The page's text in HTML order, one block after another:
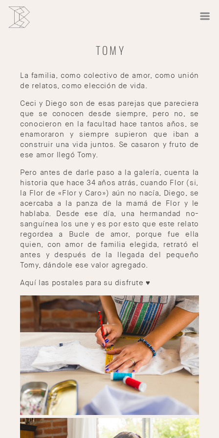
TOMY
La familia, como colectivo de amor, como unión
de relatos, como elección de vida.
Ceci y Diego son de esas parejas que pareciera
que se conocen desde siempre, pero no, se
conocieron en la facultad hace tantos años, se
enamoraron y siempre supieron que iban a
construir una vida juntos. Se casaron y fruto de
ese amor llegó Tomy.
Pero antes de darle paso a la galería, cuenta la
historia que hace 34 años atrás, cuando Flor (si,
la Flor de «Flor y Caro») aún no nacía, Diego, se
acercaba a la panza de la mamá de Flor y le
hablaba. Desde ese día, una hermandad no-
sanguínea los une y es por esto que este relato
regordea a Bucle de amor, porque fue ella
quien, con amor de familia elegida, retrató el
antes y después de la llegada del pequeño
Tomy, dándole ese valor agregado.
Aquí las postales para su disfrute ♥